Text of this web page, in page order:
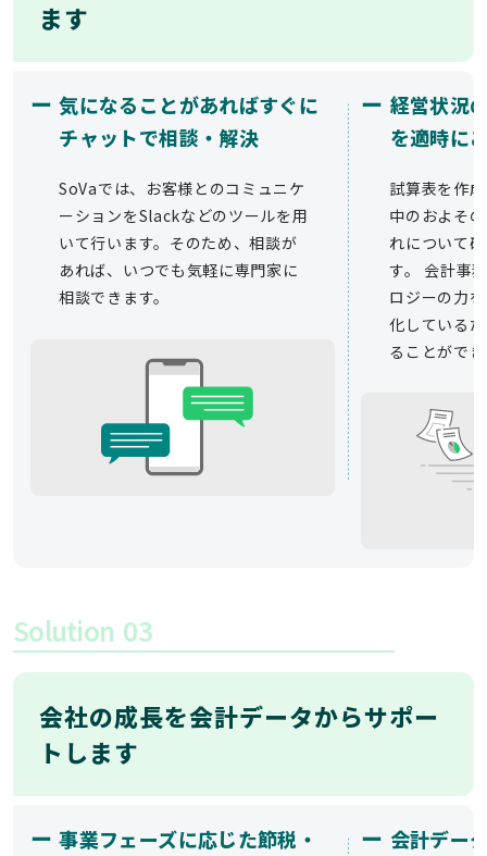
ます
ー 気になることがあればすぐに
チャットで相談・解決
SoVaでは、お客様とのコミュニケ
ーションをSlackなどのツールを用
いて行います。そのため、相談が
あれば、いつでも気軽に専門家に
相談できます。
ー 経営状況
を適時に
試算表を作
中のおよそ
れについて
す。 会計事
ロジーの力
化している
ることがで
Solution 03
会社の成長を会計データからサポー
トします
ー 事業フェーズに応じた節税・
ー 会計デー